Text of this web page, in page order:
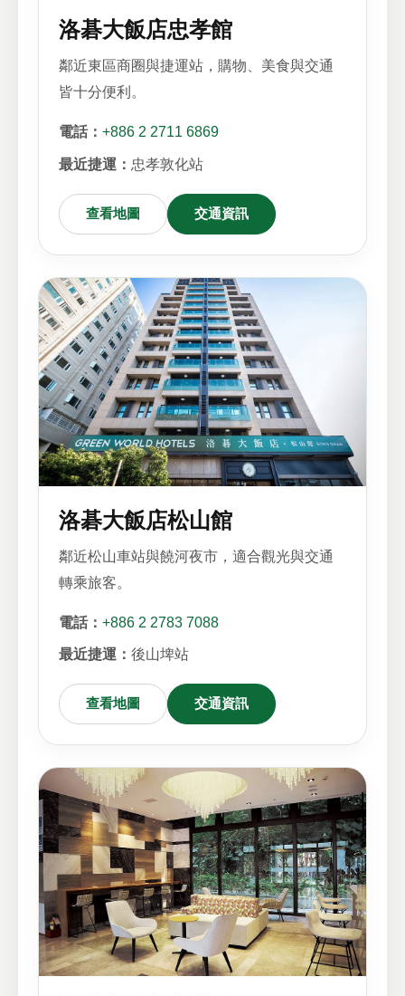
洛碁大飯店忠孝館
鄰近東區商圈與捷運站，購物、美食與交通
皆十分便利。
電話： +886 2 2711 6869
最近捷運： 忠孝敦化站
查看地圖 交通資訊
洛碁大飯店松山館
鄰近松山車站與饒河夜市，適合觀光與交通
轉乘旅客。
電話： +886 2 2783 7088
最近捷運： 後山埤站
查看地圖 交通資訊